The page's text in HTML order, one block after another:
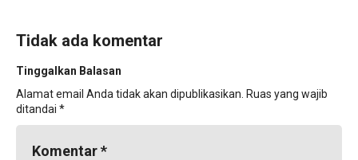
Tidak ada komentar
Tinggalkan Balasan
Alamat email Anda tidak akan dipublikasikan. Ruas yang wajib
ditandai *
Komentar*